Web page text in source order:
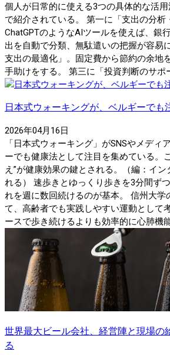
個人が日常的に使える3つの具体的な活
で紹介されている。 第一に「支出の分析
ChatGPTのようなAIツールを使えば、銀
出を自動で分類、無駄遣いの把握が容易
支出の最適化」。固定費から節約の余地
手助けをする。 第三に「投資判断のサポ
日本式ウォーキングが、ベルギーでも
2026年04月16日
「日本式ウォーキング」がSNSやメディ
ーでも健康法として注目を集めている。
え”が健康効果の鍵とされる。（編：イ
れる） 速歩きとゆっくり歩きを3分間ず
れを週に数回続けるのが基本。 信州大学
て、高齢者でも実践しやすい運動として
ースで歩き続けるよりも効率的に心肺機
世界最大ビール会社、経営陣と現場の
る